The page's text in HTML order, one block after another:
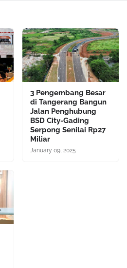
3 Pengembang Besar
di Tangerang Bangun
Jalan Penghubung
BSD City-Gading
Serpong Senilai Rp27
Miliar
January 09, 2025